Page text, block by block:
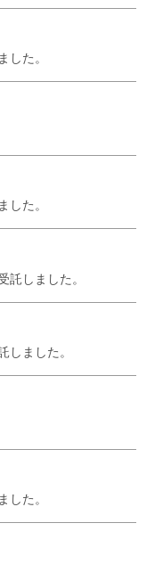
した。
した。
託しました。
しました。
した。